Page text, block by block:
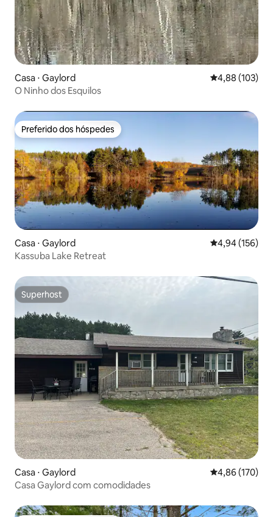
Casa ⋅ Gaylord 4,88 de uma
4,88 (103)
O Ninho dos Esquilos
Preferido dos hóspedes
Preferido dos hóspedes
Casa ⋅ Gaylord 4,94 de uma
4,94 (156)
Kassuba Lake Retreat
Superhost
Superhost
Casa ⋅ Gaylord 4,86 de uma
4,86 (170)
Casa Gaylord com comodidades